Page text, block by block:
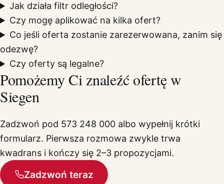
Jak działa filtr odległości?
Czy mogę aplikować na kilka ofert?
Co jeśli oferta zostanie zarezerwowana, zanim się
odezwę?
Czy oferty są legalne?
Pomożemy Ci znaleźć ofertę w
Siegen
Zadzwoń pod 573 248 000 albo wypełnij krótki
formularz. Pierwsza rozmowa zwykle trwa
kwadrans i kończy się 2–3 propozycjami.
Zadzwoń teraz